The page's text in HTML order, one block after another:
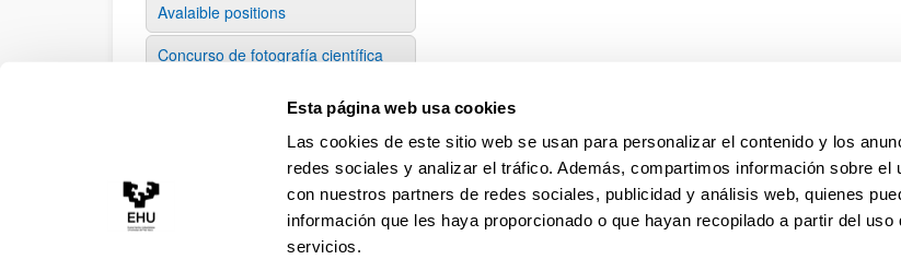
Esta página web usa cookies
Las cookies de este sitio web se usan para personalizar el contenido y los
redes sociales y analizar el tráfico. Además, compartimos información sobre el
con nuestros partners de redes sociales, publicidad y análisis web, quienes
información que les haya proporcionado o que hayan recopilado a partir del uso
servicios.
Avalaible positions
Concurso de fotografía científica